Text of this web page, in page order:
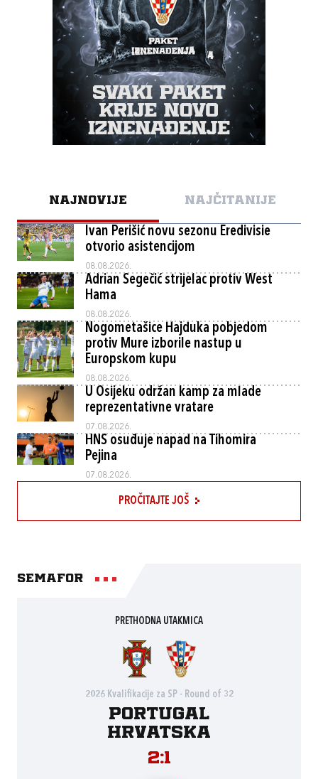
NAJNOVIJE NAJČITANIJE
Ivan Perišić novu sezonu Eredivisie
otvorio asistencijom
08.08.2026.
Adrian Segečić strijelac protiv West
Hama
08.08.2026.
Nogometašice Hajduka pobjedom
protiv Mure izborile nastup u
Europskom kupu
08.08.2026.
U Osijeku održan kamp za mlade
reprezentativne vratare
07.08.2026.
HNS osuđuje napad na Tihomira
Pejina
07.08.2026.
PROČITAJTE JOŠ
Semafor
PRETHODNA UTAKMICA
2026 Kvalifikacije za SP - Round of 32
Portugal
Hrvatska
2:1